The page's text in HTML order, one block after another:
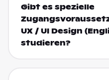
Gibt es spezielle
UX / UI Design
studieren?